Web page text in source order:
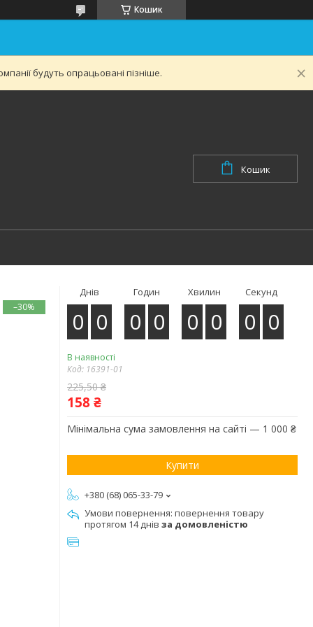
Кошик
будуть опрацьовані пізніше.
Кошик
–30%
Днів
0 0
Годин
0 0
Хвилин
0 0
Секунд
0 0
В наявності
Код: 16391-01
225,50 ₴
158 ₴
Мінімальна сума замовлення на сайті — 1 000 ₴
Купити
+380 (68) 065-33-79
повернення товару
протягом 14 днів за домовленістю